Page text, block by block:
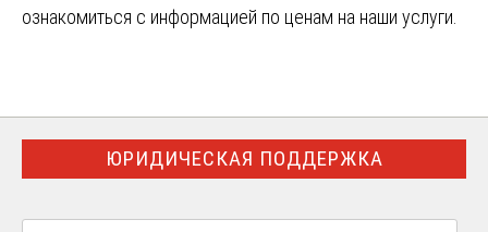
ознакомиться с информацией по ценам на наши услуги.
ЮРИДИЧЕСКАЯ ПОДДЕРЖКА